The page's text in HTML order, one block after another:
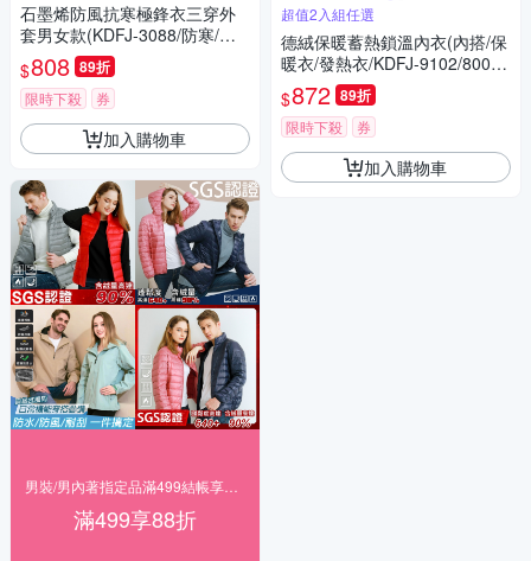
石墨烯防風抗寒極鋒衣三穿外
套男女款(KDFJ-3088/防寒/防
風/防潑水/多件套)【KD】
$808 89折
限時下殺 券
加入購物車
滿499享88折
超值2入組任選
德絨保暖蓄熱鎖溫內衣(內搭/保
暖衣/發熱衣/KDFJ-9102/8002)
【KD】-超值2入組
$872 89折
限時下殺 券
加入購物車